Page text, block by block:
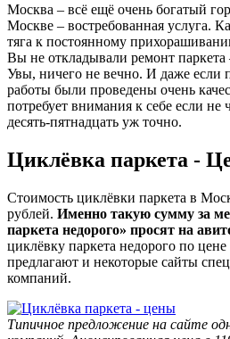
Москва – всё ещё очень богатый
Москве – востребованная услуга.
тяга к постоянному
Вы не откладывали ремонт паркета
Увы, ничего не вечно. И даже если
работы были проведены очень
потребует внимания к себе если не
десять-пятнадцать уж точно.
Циклёвка паркета -
Стоимость циклёвки паркета в
рублей. Именно такую сумму за
паркета недорого» просят на
циклёвку паркета недорого по цене
предлагают и некоторые сайты
компаний.
Типичное предложение на сайте